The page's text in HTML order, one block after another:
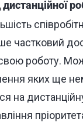
дистанційної
частковий
роботу.
яких ще
на